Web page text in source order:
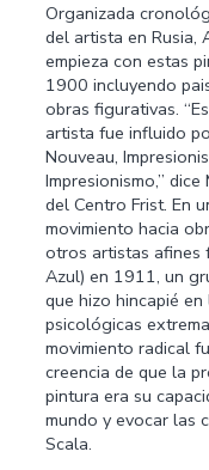
Organizada
del artista en Rusia,
empieza con estas
1900 incluyendo
obras figurativas.
artista fue influido
Nouveau,
Impresionismo,”
del Centro Frist. En
movimiento hacia
otros artistas afines
Azul) en 1911, un
que hizo hincapié
psicológicas
movimiento radical
creencia de que la
pintura era su
mundo y evocar las
Scala.